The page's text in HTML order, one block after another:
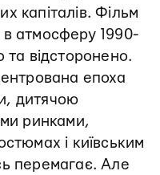
капіталів. Фільм
атмосферу 1990-
відсторонено.
епоха
дитячою
ринками,
і київським
перемагає. Але